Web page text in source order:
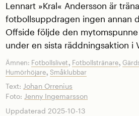
Lennart »Kral« Andersson är
fotbollsuppdragen ingen annan
Offside följde den
under en sista räddningsaktion i
Ämnen: Fotbollslivet, Fotbollstränare,
Humörhöjare,Småklubbar
Text: Johan Orrenius
Foto: Jenny Ingemarsson
Uppdaterad 2025-10-13